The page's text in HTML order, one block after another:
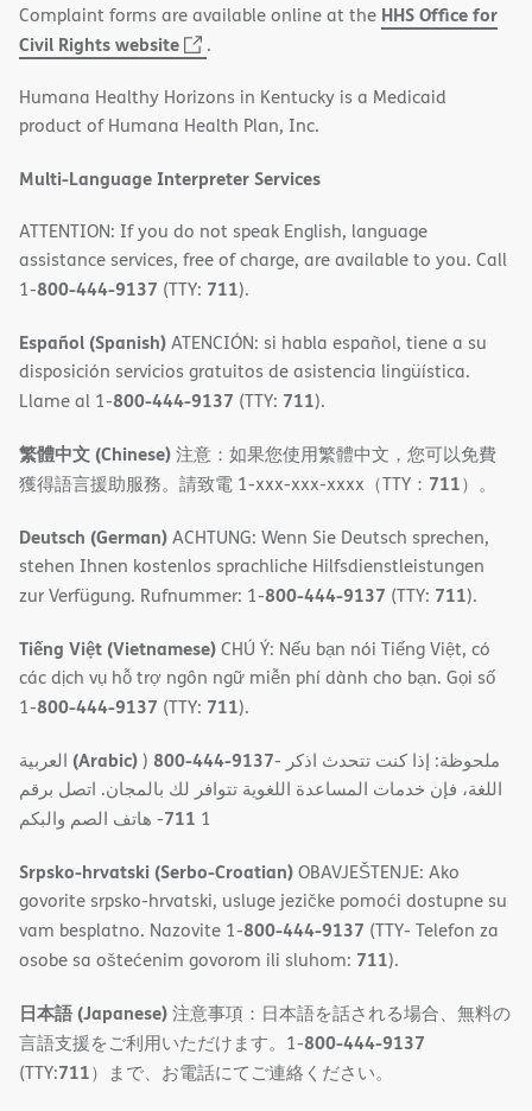
Complaint forms are available online at the HHS Office for
Civil Rights website
(opens
new
window)
.
Humana Healthy Horizons in Kentucky is a Medicaid
product of Humana Health Plan, Inc.
Multi-Language Interpreter Services
ATTENTION: If you do not speak English, language
assistance services, free of charge, are available to you. Call
1-800-444-9137 (TTY: 711).
Español (Spanish)ATENCIÓN: si habla español, tiene a su
disposición servicios gratuitos de asistencia lingüística.
Llame al 1-800-444-9137 (TTY: 711).
繁體中文 (Chinese)注意：如果您使用繁體中文，您可以免費
獲得語言援助服務。請致電 1-xxx-xxx-xxxx（TTY： 711）。
Deutsch (German)ACHTUNG: Wenn Sie Deutsch sprechen,
stehen Ihnen kostenlos sprachliche Hilfsdienstleistungen
zur Verfügung. Rufnummer: 1-800-444-9137 (TTY: 711).
Tiếng Việt (Vietnamese)CHÚ Ý: Nếu bạn nói Tiếng Việt, có
các dịch vụ hỗ trợ ngôn ngữ miễn phí dành cho bạn. Gọi số
1-800-444-9137 (TTY: 711).
(Arabic)) 800-444-9137- ملحوظة: إذا كنت تتحدث اذكر
اللغة، فإن خدمات المساعدة اللغویة تتوافر لك بالمجان. اتصل برقم
1
711- ھاتف الصم والبكم
Srpsko-hrvatski (Serbo-Croatian)OBAVJEŠTENJE: Ako
govorite srpsko-hrvatski, usluge jezičke pomoći dostupne su
vam besplatno. Nazovite 1-800-444-9137 (TTY- Telefon za
osobe sa oštećenim govorom ili sluhom: 711).
日本語 (Japanese)注意事項：日本語を話される場合、無料の
言語支援をご利用いただけます。1-800-444-9137
(TTY:711）まで、お電話にてご連絡ください。